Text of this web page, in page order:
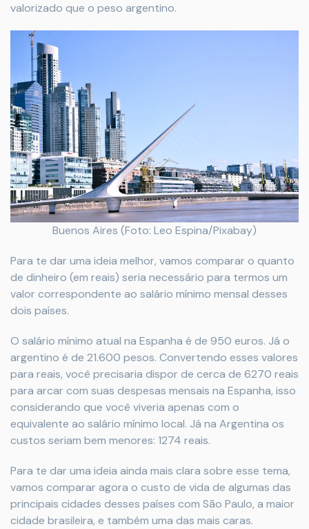
valorizado que o peso argentino.
Buenos Aires (Foto: Leo Espina/Pixabay)
Para te dar uma ideia melhor, vamos comparar o quanto
de dinheiro (em reais) seria necessário para termos um
valor correspondente ao salário mínimo mensal desses
dois países.
O salário mínimo atual na Espanha é de 950 euros. Já o
argentino é de 21.600 pesos. Convertendo esses valores
para reais, você precisaria dispor de cerca de 6270 reais
para arcar com suas despesas mensais na Espanha, isso
considerando que você viveria apenas com o
equivalente ao salário mínimo local. Já na Argentina os
custos seriam bem menores: 1274 reais.
Para te dar uma ideia ainda mais clara sobre esse tema,
vamos comparar agora o custo de vida de algumas das
principais cidades desses países com São Paulo, a maior
cidade brasileira, e também uma das mais caras.